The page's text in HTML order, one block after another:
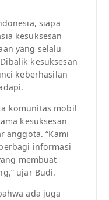
siapa
kesuksesan
yang selalu
kesuksesan
keberhasilan
komunitas mobil
kesuksesan
anggota. “Kami
informasi
membuat
ujar Budi.
ada juga